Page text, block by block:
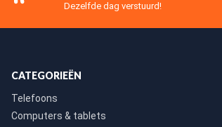
Dezelfde dag verstuurd!
CATEGORIEËN
Telefoons
Computers & tablets